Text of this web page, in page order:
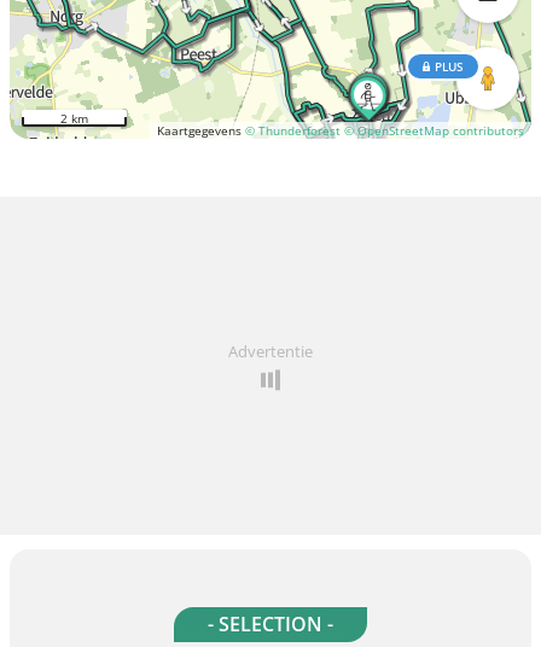
Kaartgegevens © Thunderforest © OpenStreetMap contributors
PLUS
2 km
Advertentie
- SELECTION -